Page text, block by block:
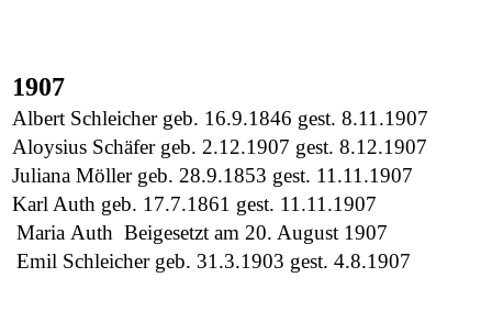
1907
Albert Schleicher geb. 16.9.1846 gest. 8.11.1907
Aloysius Schäfer geb. 2.12.1907 gest. 8.12.1907
Juliana Möller geb. 28.9.1853 gest. 11.11.1907
Karl Auth geb. 17.7.1861 gest. 11.11.1907
Maria Auth Beigesetzt am 20. August 1907
Emil Schleicher geb. 31.3.1903 gest. 4.8.1907